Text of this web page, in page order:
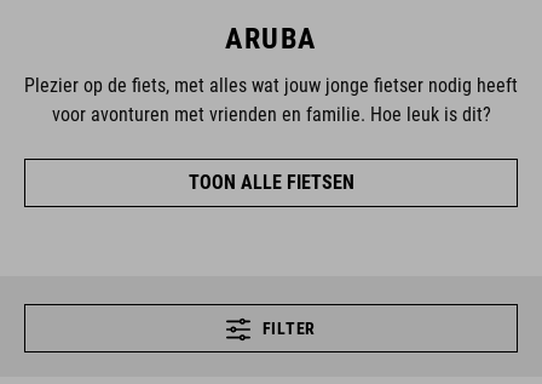
ARUBA
Plezier op de fiets, met alles wat jouw jonge fietser nodig heeft
voor avonturen met vrienden en familie. Hoe leuk is dit?
TOON ALLE FIETSEN
FILTER